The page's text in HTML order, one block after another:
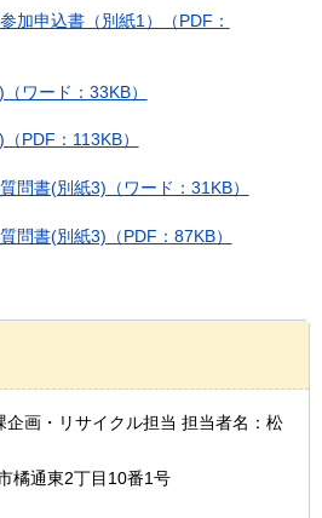
加申込書（別紙1）（PDF：
ワード：33KB）
PDF：113KB）
問書(別紙3)（ワード：31KB）
問書(別紙3)（PDF：87KB）
画・リサイクル担当 担当者名：松
橘通東2丁目10番1号